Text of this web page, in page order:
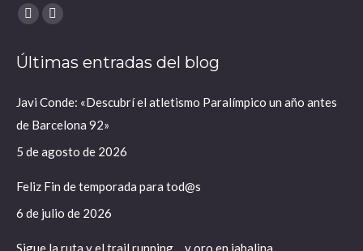
Encuéntranos en:
X
se
en
una
ventana
Instagram
se
en
una
ventana
Últimas entradas del blog
Javi Conde: «Descubrí el atletismo Paralímpico un año antes
de Barcelona 92»
5 de agosto de 2026
Feliz Fin de temporada para tod@s
6 de julio de 2026
Sigue la ruta y el trail running… y oro en jabalina